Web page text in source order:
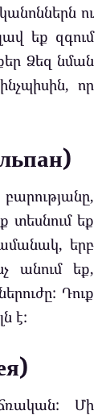
ու
եք զգում
Ձեզ նման
որ
տեսնում եք
երբ
անում եք,
Դուք
է:
Մի